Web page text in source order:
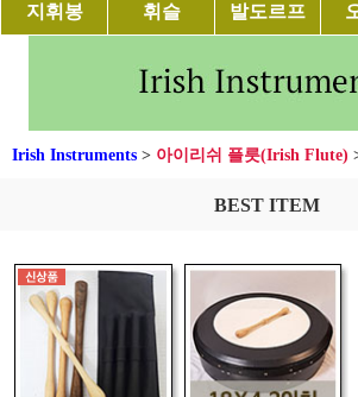
지휘봉 휘슬 발도르프
Irish Instruments > 아이리쉬 플릇(Irish Flute)
BEST ITEM